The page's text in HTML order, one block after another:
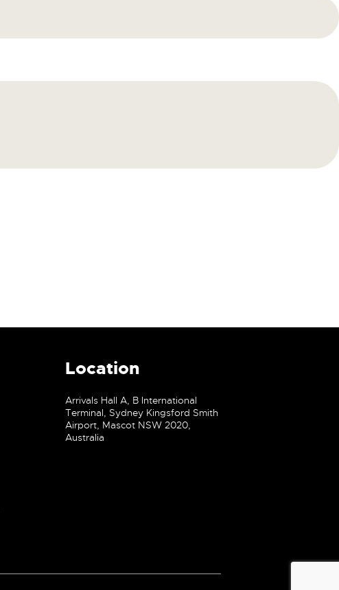
Location
Arrivals Hall A, B International
Terminal, Sydney Kingsford Smith
Airport, Mascot NSW 2020,
Australia